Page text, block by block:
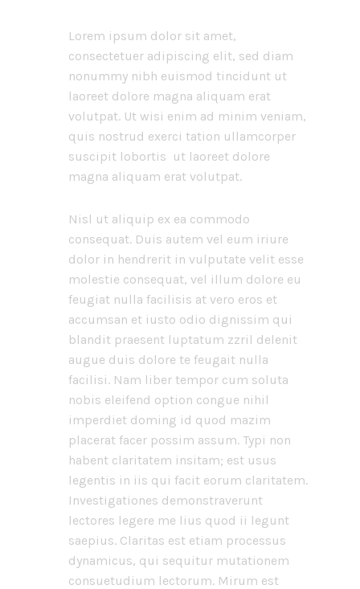
Lorem ipsum dolor sit amet,
consectetuer adipiscing elit, sed diam
nonummy nibh euismod tincidunt ut
laoreet dolore magna aliquam erat
volutpat. Ut wisi enim ad minim veniam,
quis nostrud exerci tation ullamcorper
suscipit lobortis ut laoreet dolore
magna aliquam erat volutpat.
Nisl ut aliquip ex ea commodo
consequat. Duis autem vel eum iriure
dolor in hendrerit in vulputate velit esse
molestie consequat, vel illum dolore eu
feugiat nulla facilisis at vero eros et
accumsan et iusto odio dignissim qui
blandit praesent luptatum zzril delenit
augue duis dolore te feugait nulla
facilisi. Nam liber tempor cum soluta
nobis eleifend option congue nihil
imperdiet doming id quod mazim
placerat facer possim assum. Typi non
habent claritatem insitam; est usus
legentis in iis qui facit eorum claritatem.
Investigationes demonstraverunt
lectores legere me lius quod ii legunt
saepius. Claritas est etiam processus
dynamicus, qui sequitur mutationem
consuetudium lectorum. Mirum est